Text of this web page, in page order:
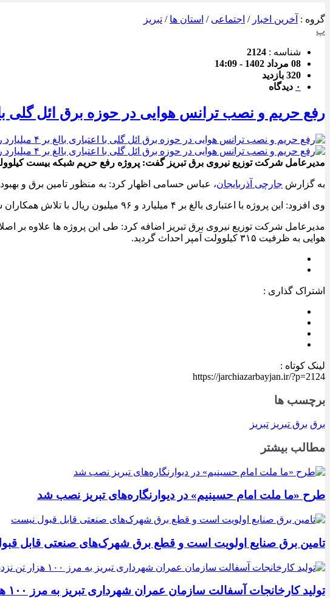
گروه : آخرین اخبار / اجتماعی / استان ها / تبریز
پ
شناسه : 2124
08 مرداد 1402 - 14:09
320 بازدید
۰ دیدگاه
رفع حریم و نصب ترانس هوایی در حوزه برق ائل گلی با اعتباری بالغ
مدیرعامل شرکت توزیع نیروی برق تبریز گفت: پروژه رفع حریم شبکه بیست کیلوولت در ساری زمین و
به گزارش جارچی آذربایجان، عباس حسامی اظهار کرد: به منظور تامین برق و
وی افزود: این پروژه با اعتباری بالغ بر ۴ میلیارد و ۹۶ میلیون ریال با تلاش همکاران شرکت در حوزه امور برق ائل گلی اجرایی شد.
هوایی به ظرفیت ۳۱۵ کیلوولت آمپر احداث گردید.
اشتراک گذاری :
لینک کوتاه :
https://jarchiazarbayjan.ir/?p=2124
برچسب ها
برق برق تبریز تبریز
مطالب بیشتر
طرح «ما ملت امام حسینیم» در دیوارنگاره‌های تبریز نصب شد
تامین برق صنایع اولویت است و قطع برق شهرک‌های صنعتی قابل
تولید کارخانجات آسفالت سازمان عمران شهرداری تبریز به مرز ۱۰۰ هزار تن نزدیک شد